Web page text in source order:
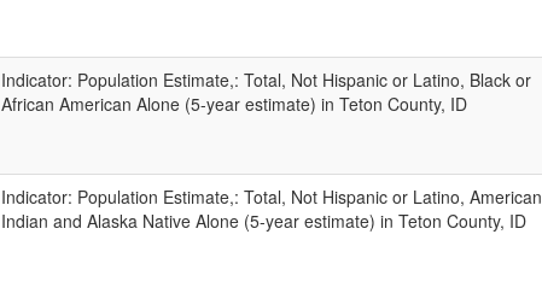
Indicator: Population Estimate,: Total, Not Hispanic or Latino, Black or
African American Alone (5-year estimate) in Teton County, ID
Indicator: Population Estimate,: Total, Not Hispanic or Latino, American
Indian and Alaska Native Alone (5-year estimate) in Teton County, ID